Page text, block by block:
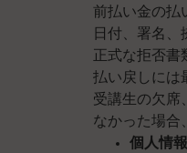
前払い金の払
日付、署名、
正式な拒否書
払い戻しには
受講生の欠席
なかった場合
個人情